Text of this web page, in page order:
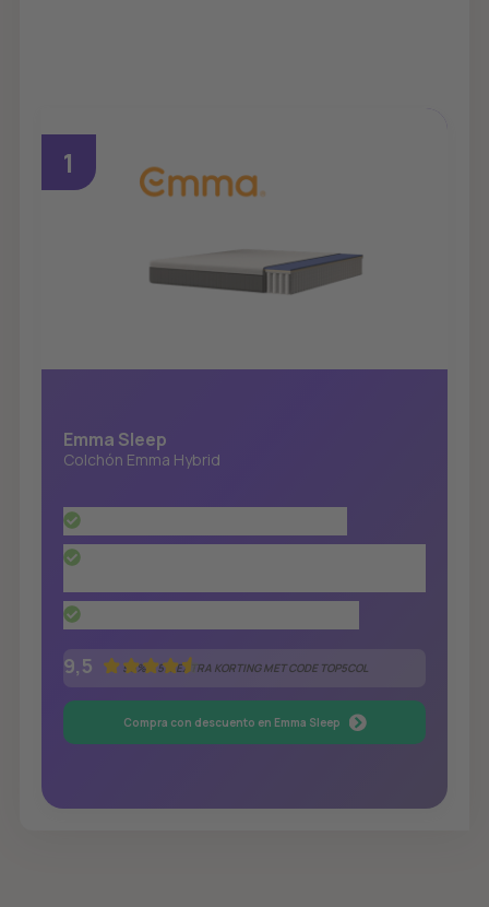
1
Emma Sleep
Colchón Emma Hybrid
9,5 50% + 5% EXTRA KORTING MET CODE TOP5COL
Compra con descuento en Emma Sleep